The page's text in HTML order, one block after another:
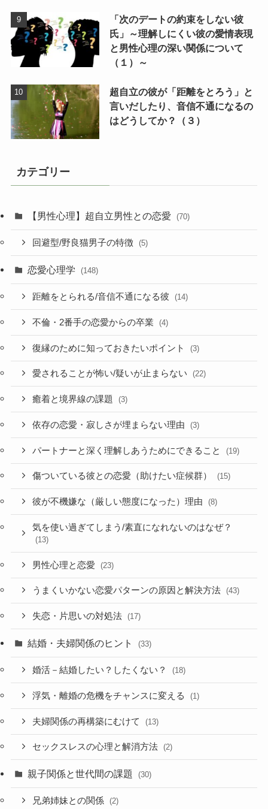
「次のデートの約束をしない彼
氏」～理解しにくい彼の愛情表現
と男性心理の深い関係について
（１）～
超自立の彼が「距離をとろう」と
言いだしたり、音信不通になるの
はどうしてか？（３）
カテゴリー
【男性心理】超自立男性との恋愛 (70)
回避型/野良猫男子の特徴 (5)
恋愛心理学 (148)
距離をとられる/音信不通になる彼 (14)
不倫・2番手の恋愛からの卒業 (4)
復縁のために知っておきたいポイント (3)
愛されることが怖い/疑いが止まらない (22)
癒着と境界線の課題 (3)
依存の恋愛・寂しさが埋まらない理由 (3)
パートナーと深く理解しあうためにできること (19)
傷ついている彼との恋愛（助けたい症候群） (15)
彼が不機嫌な（厳しい態度になった）理由 (8)
気を使い過ぎてしまう/素直になれないのはなぜ？
(13)
男性心理と恋愛 (23)
うまくいかない恋愛パターンの原因と解決方法 (43)
失恋・片思いの対処法 (17)
結婚・夫婦関係のヒント (33)
婚活－結婚したい？したくない？ (18)
浮気・離婚の危機をチャンスに変える (1)
夫婦関係の再構築にむけて (13)
セックスレスの心理と解消方法 (2)
親子関係と世代間の課題 (30)
兄弟姉妹との関係 (2)